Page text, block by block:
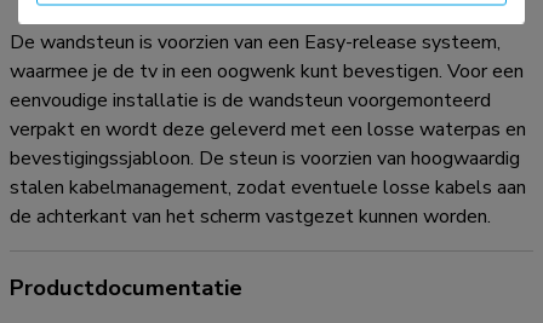
De wandsteun is voorzien van een Easy-release systeem,
waarmee je de tv in een oogwenk kunt bevestigen. Voor een
eenvoudige installatie is de wandsteun voorgemonteerd
verpakt en wordt deze geleverd met een losse waterpas en
bevestigingssjabloon. De steun is voorzien van hoogwaardig
stalen kabelmanagement, zodat eventuele losse kabels aan
de achterkant van het scherm vastgezet kunnen worden.
Productdocumentatie